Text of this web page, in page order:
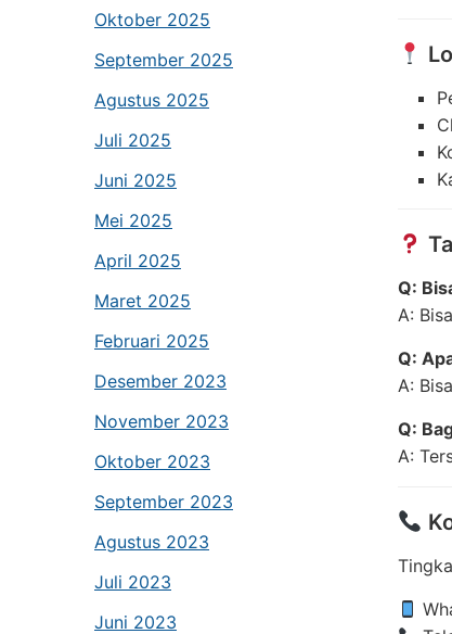
Oktober 2025
September 2025
Agustus 2025
Juli 2025
Juni 2025
Mei 2025
April 2025
Maret 2025
Februari 2025
Desember 2023
November 2023
Oktober 2023
September 2023
Agustus 2023
Juli 2023
Juni 2023
Q:
A:
Q:
A:
Q:
A: